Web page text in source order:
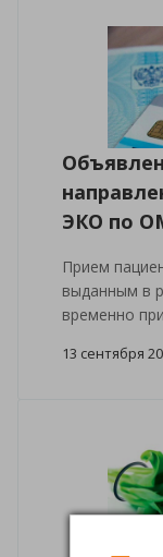
ЭКО по
Прием
выданным в
временно
13 сентября